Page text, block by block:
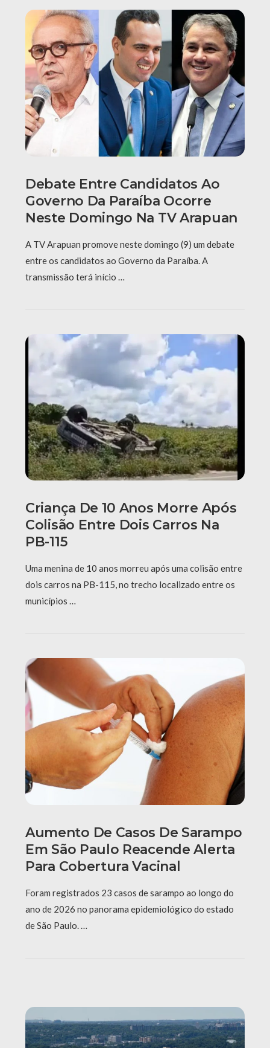
Debate Entre Candidatos Ao
Governo Da Paraíba Ocorre
Neste Domingo Na TV Arapuan
A TV Arapuan promove neste domingo (9) um debate
entre os candidatos ao Governo da Paraíba. A
transmissão terá início …
Criança De 10 Anos Morre Após
Colisão Entre Dois Carros Na
PB-115
Uma menina de 10 anos morreu após uma colisão entre
dois carros na PB-115, no trecho localizado entre os
municípios …
Aumento De Casos De Sarampo
Em São Paulo Reacende Alerta
Para Cobertura Vacinal
Foram registrados 23 casos de sarampo ao longo do
ano de 2026 no panorama epidemiológico do estado
de São Paulo. …